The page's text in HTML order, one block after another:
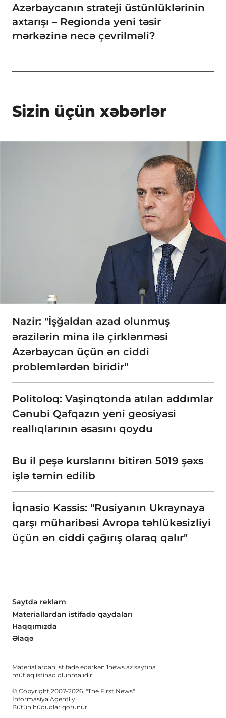
Azərbaycanın strateji üstünlüklərinin
axtarışı – Regionda yeni təsir
mərkəzinə necə çevrilməli?
Sizin üçün xəbərlər
Nazir: "İşğaldan azad olunmuş
ərazilərin mina ilə çirklənməsi
Azərbaycan üçün ən ciddi
problemlərdən biridir"
Politoloq: Vaşinqtonda atılan addımlar
Cənubi Qafqazın yeni geosiyasi
reallıqlarının əsasını qoydu
Bu il peşə kurslarını bitirən 5019 şəxs
işlə təmin edilib
İqnasio Kassis: "Rusiyanın Ukraynaya
qarşı müharibəsi Avropa təhlükəsizliyi
üçün ən ciddi çağırış olaraq qalır"
Saytda reklam
Materiallardan istifadə qaydaları
Haqqımızda
Əlaqə
Materiallardan istifadə edərkən 1news.az saytına
mütləq istinad olunmalıdır.
© Copyright 2007-2026. "The First News"
İnformasiya Agentliyi
Bütün hüquqlar qorunur